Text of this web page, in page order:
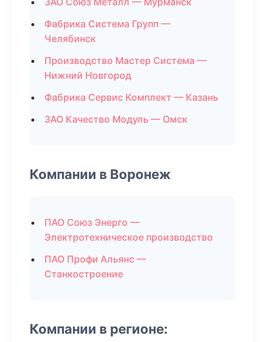
Фабрика Система Групп —
Челябинск
Производство Мастер Система —
Нижний Новгород
Фабрика Сервис Комплект — Казань
ЗАО Качество Модуль — Омск
Компании в Воронеж
ПАО Союз Энерго —
Электротехническое производство
ПАО Профи Альянс —
Станкостроение
Компании в регионе: